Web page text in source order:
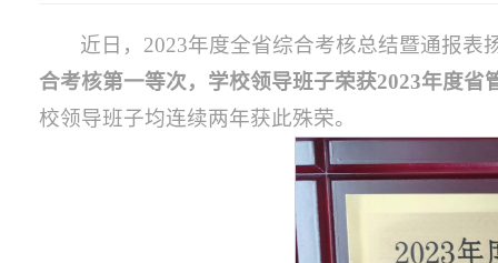
近日，2023年度全省综合考核总结暨通报
合考核第一等次，学校领导班子荣获2023年度省
校领导班子均连续两年获此殊荣。